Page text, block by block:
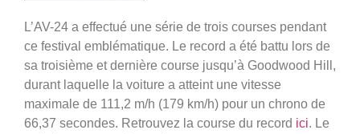
L’AV-24 a effectué une série de trois courses pendant
ce festival emblématique. Le record a été battu lors de
sa troisième et dernière course jusqu’à Goodwood Hill,
durant laquelle la voiture a atteint une vitesse
maximale de 111,2 m/h (179 km/h) pour un chrono de
66,37 secondes. Retrouvez la course du record ici. Le